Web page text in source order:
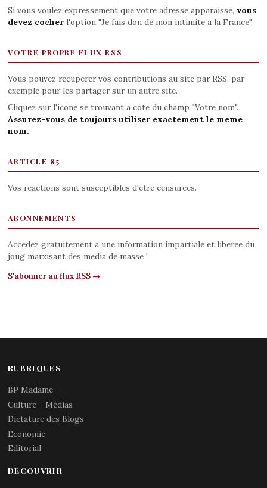
Si vous voulez expressement que votre adresse apparaisse, vous
devez cocherl'option "Je fais don de mon intimite a la France".
VOTRE PROPRE FLUX RSS
Vous pouvez recuperer vos contributions au site par RSS, par
exemple pour les partager sur un autre site.
Cliquez sur l'icone se trouvant a cote du champ "Votre nom".
Assurez-vous de toujours utiliser exactement le meme
nom.
ARTICLE 85
Vos reactions sont susceptibles d'etre censurees.
ABONNEMENTS
Accedez gratuitement a une information impartiale et liberee du
joug marxisant des media de masse !
S'abonner au flux RSS →
RUBRIQUES
BP Madame
Culture - Médias
Dictature des Blogs
Economie
Editorial
DECOUVRIR